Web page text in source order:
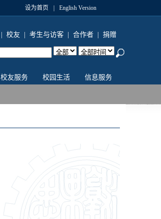
设为首页 English Version
校友 考生与访客 合作者 捐赠
校友服务 校园生活 信息服务